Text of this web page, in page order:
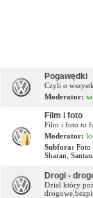
Pogawędki
Czyli o
Moderator:
Film i foto
Film i foto to
Moderator:
Subfora: Foto
Sharan
Drogi -
Dział który